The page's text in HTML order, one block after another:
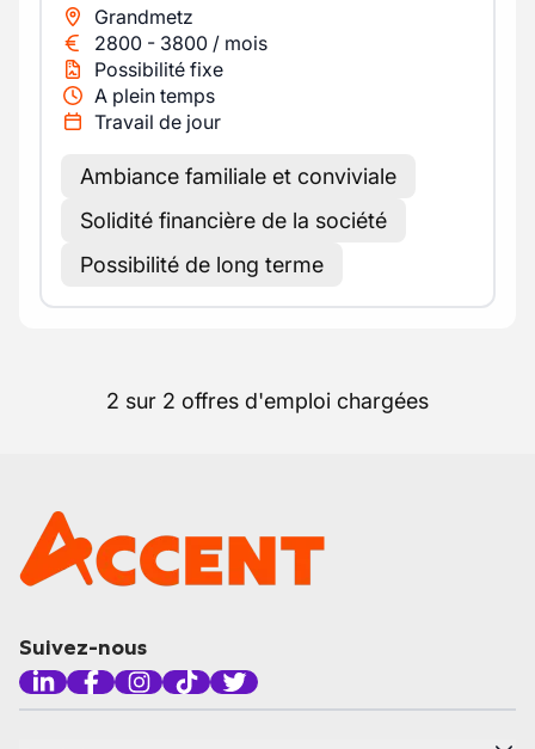
Grandmetz
2800 - 3800 / mois
Possibilité fixe
A plein temps
Travail de jour
Ambiance familiale et conviviale
Solidité financière de la société
Possibilité de long terme
2 sur 2 offres d'emploi chargées
Suivez-nous